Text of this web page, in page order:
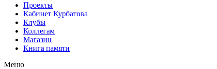
Проекты
Кабинет Курбатова
Клубы
Коллегам
Магазин
Книга памяти
Меню